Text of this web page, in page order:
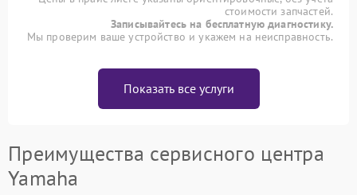
стоимости запчастей.
Записывайтесь на бесплатную диагностику.
Мы проверим ваше устройство и укажем на неисправность.
Показать все услуги
Преимущества сервисного центра
Yamaha